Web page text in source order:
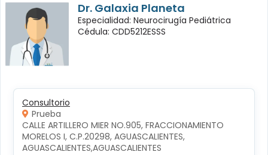
Dr. Galaxia Planeta
Especialidad: Neurocirugía Pediátrica
Cédula: CDD5212ESSS
Consultorio
Prueba
CALLE ARTILLERO MIER NO.905, FRACCIONAMIENTO
MORELOS I, C.P.20298, AGUASCALIENTES,
AGUASCALIENTES,AGUASCALIENTES